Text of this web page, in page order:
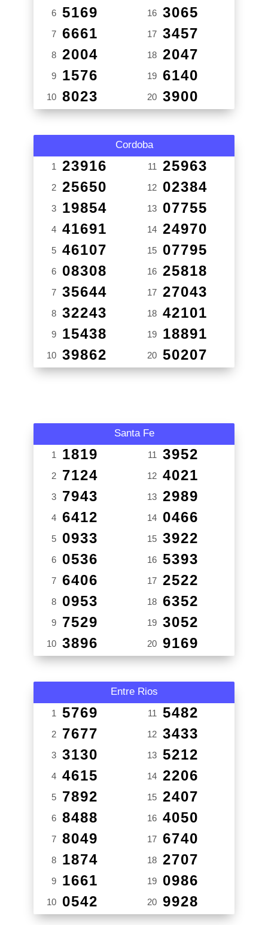
6 5169
7 6661
8 2004
9 1576
10 8023
16 3065
17 3457
18 2047
19 6140
20 3900
Cordoba
1 23916
2 25650
3 19854
4 41691
5 46107
6 08308
7 35644
8 32243
9 15438
10 39862
11 25963
12 02384
13 07755
14 24970
15 07795
16 25818
17 27043
18 42101
19 18891
20 50207
Santa Fe
1 1819
2 7124
3 7943
4 6412
5 0933
6 0536
7 6406
8 0953
9 7529
10 3896
11 3952
12 4021
13 2989
14 0466
15 3922
16 5393
17 2522
18 6352
19 3052
20 9169
Entre Rios
1 5769
2 7677
3 3130
4 4615
5 7892
6 8488
7 8049
8 1874
9 1661
10 0542
11 5482
12 3433
13 5212
14 2206
15 2407
16 4050
17 6740
18 2707
19 0986
20 9928